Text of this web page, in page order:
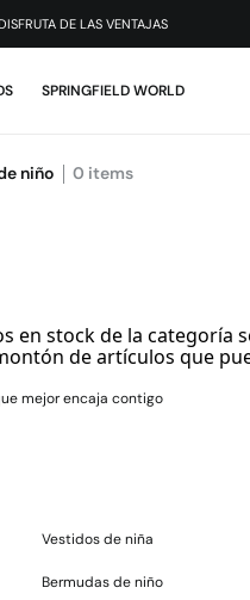
DE LAS VENTAJAS
SPRINGFIELD WORLD
niño 0 items
en stock de la categoría
de artículos que
mejor encaja contigo
Vestidos de niña
Bermudas de niño